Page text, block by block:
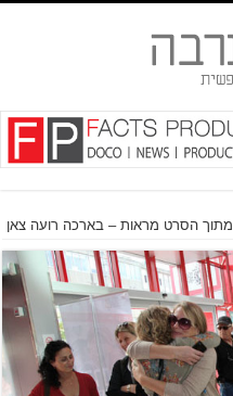
מתוך הסרט מראות – בארכה רועה צאן